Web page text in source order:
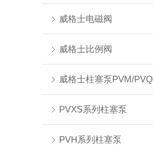
威格士电磁阀
威格士比例阀
威格士柱塞泵PVM/PVQ
PVXS系列柱塞泵
PVH系列柱塞泵